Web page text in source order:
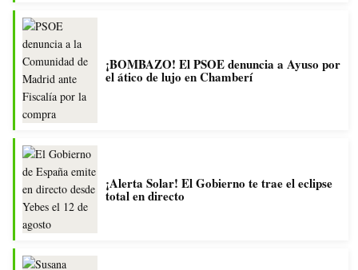
¡BOMBAZO! El PSOE denuncia a Ayuso por
el ático de lujo en Chamberí
¡Alerta Solar! El Gobierno te trae el eclipse
total en directo